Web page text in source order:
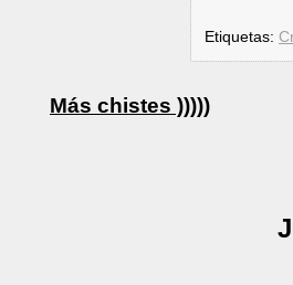
Etiquetas:
Más chistes )))))